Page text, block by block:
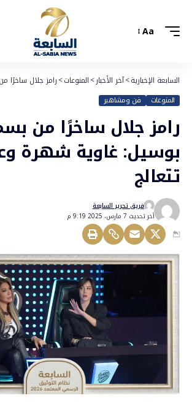
Aa
السابعة الإخبارية>آخر الأخبار>المنوعات>رامز جلال ساخرًا
المنوعات فن ومشاهير
رامز جلال ساخرًا من
بوسيل: غاوية شهرة
تتعالج
أخر تحديث 7 مارس، 2025 9:19 م
فريق تحرير السابعة